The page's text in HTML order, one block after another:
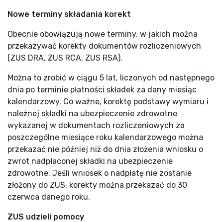
Nowe terminy składania korekt
Obecnie obowiązują nowe terminy, w jakich można
przekazywać korekty dokumentów rozliczeniowych
(ZUS DRA, ZUS RCA, ZUS RSA).
Można to zrobić w ciągu 5 lat, liczonych od następnego
dnia po terminie płatności składek za dany miesiąc
kalendarzowy. Co ważne, korektę podstawy wymiaru i
należnej składki na ubezpieczenie zdrowotne
wykazanej w dokumentach rozliczeniowych za
poszczególne miesiące roku kalendarzowego można
przekazać nie później niż do dnia złożenia wniosku o
zwrot nadpłaconej składki na ubezpieczenie
zdrowotne. Jeśli wniosek o nadpłatę nie zostanie
złożony do ZUS, korekty można przekazać do 30
czerwca danego roku.
ZUS udzieli pomocy